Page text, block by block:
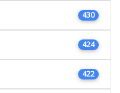
430
424
422